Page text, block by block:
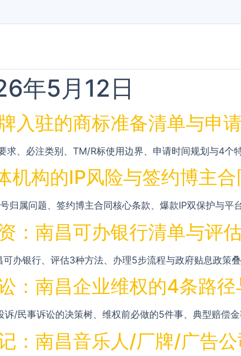
年5月12日
入驻的商标准备清单与申
求、必注类别、TM/R标使用边界、申请时间规划与4个特
机构的IP风险与签约博主
归属问题、签约博主合同核心条款、爆款IP双保护与平
：南昌可办银行清单与评
办银行、评估3种方法、办理5步流程与政府贴息政策叠
：南昌企业维权的4条路
/民事诉讼的决策树、维权前必做的5件事、典型赔偿金
：南昌音乐人/厂牌/广告